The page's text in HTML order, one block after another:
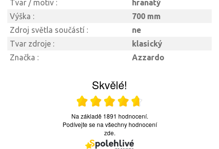
Tvar / motiv :
hranatý
Výška :
700 mm
Zdroj světla součástí :
ne
Tvar zdroje :
klasický
Značka :
Azzardo